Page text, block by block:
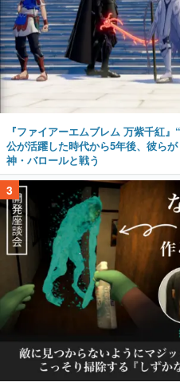
『ファイアーエムブレム 万紫千紅
公が活躍した時代から5年後、彼ら
神・バロールと戦う
3